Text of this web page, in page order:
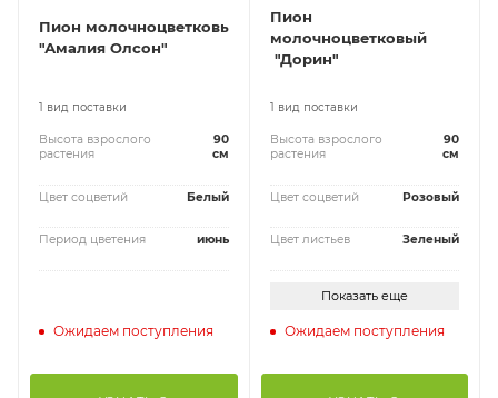
Пион молочноцветковый
"Амалия Олсон"
1 вид поставки
Высота взрослого
растения
90
см
Цвет соцветий Белый
Период цветения июнь
Ожидаем поступления
Пион
молочноцветковый
"Дорин"
1 вид поставки
Высота взрослого
растения
90
см
Цвет соцветий Розовый
Цвет листьев Зеленый
Показать еще
Ожидаем поступления